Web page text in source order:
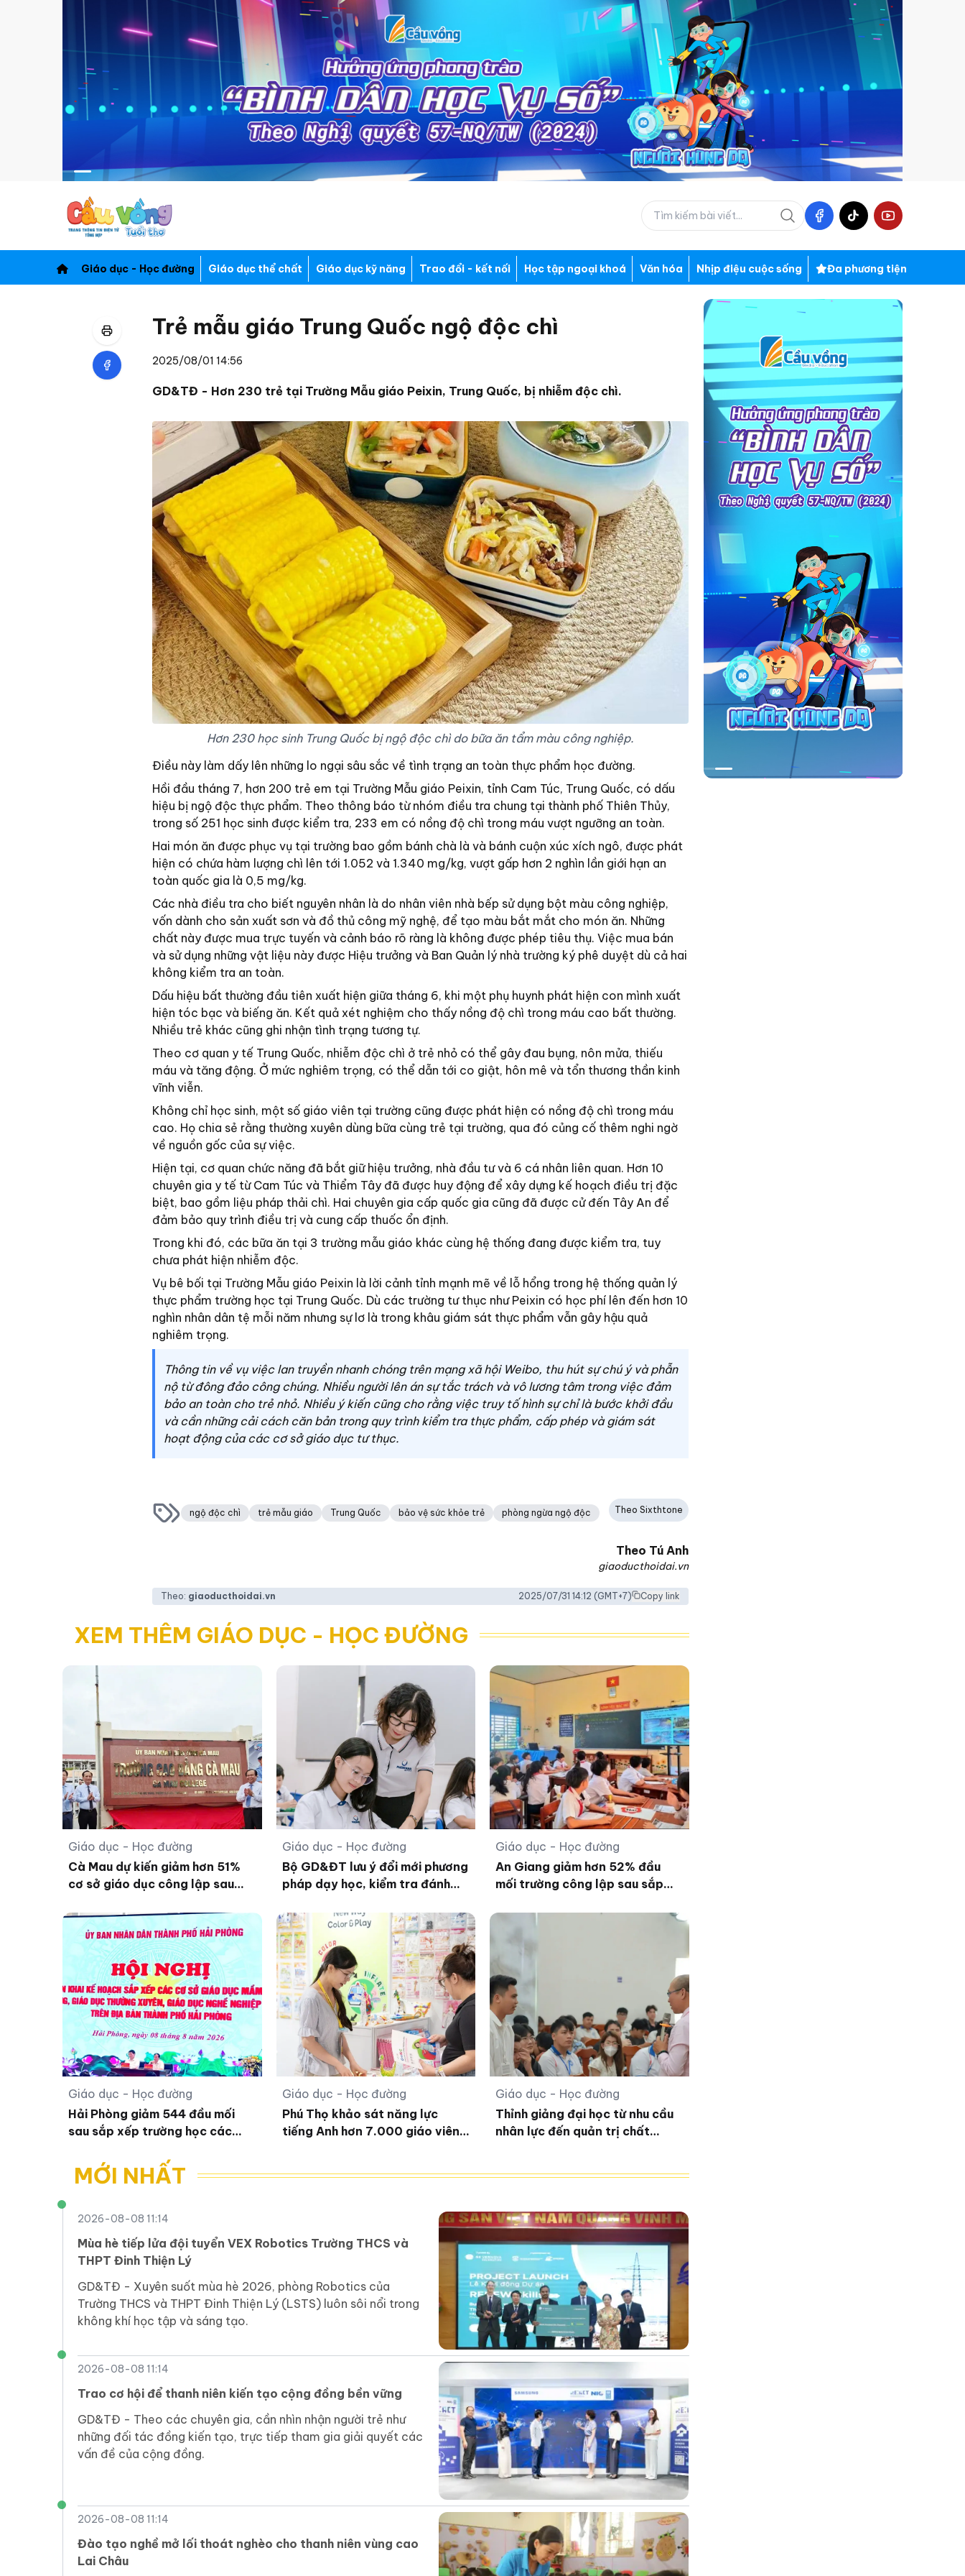
Giáo dục - Học đường Giáo dục thể chất Giáo dục kỹ năng Trao đổi - kết nối Học tập ngoại khoá Văn hóa Nhịp điệu cuộc sống Đa phương tiện
Trẻ mẫu giáo Trung Quốc ngộ độc chì
2025/08/01 14:56
GD&TĐ - Hơn 230 trẻ tại Trường Mẫu giáo Peixin, Trung Quốc, bị nhiễm độc chì.
Hơn 230 học sinh Trung Quốc bị ngộ độc chì do bữa ăn tẩm màu công nghiệp.
Điều này làm dấy lên những lo ngại sâu sắc về tình trạng an toàn thực phẩm học đường.
Hồi đầu tháng 7, hơn 200 trẻ em tại Trường Mẫu giáo Peixin, tỉnh Cam Túc, Trung Quốc, có dấu
hiệu bị ngộ độc thực phẩm. Theo thông báo từ nhóm điều tra chung tại thành phố Thiên Thủy,
trong số 251 học sinh được kiểm tra, 233 em có nồng độ chì trong máu vượt ngưỡng an toàn.
Hai món ăn được phục vụ tại trường bao gồm bánh chà là và bánh cuộn xúc xích ngô, được phát
hiện có chứa hàm lượng chì lên tới 1.052 và 1.340 mg/kg, vượt gấp hơn 2 nghìn lần giới hạn an
toàn quốc gia là 0,5 mg/kg.
Các nhà điều tra cho biết nguyên nhân là do nhân viên nhà bếp sử dụng bột màu công nghiệp,
vốn dành cho sản xuất sơn và đồ thủ công mỹ nghệ, để tạo màu bắt mắt cho món ăn. Những
chất này được mua trực tuyến và cảnh báo rõ ràng là không được phép tiêu thụ. Việc mua bán
và sử dụng những vật liệu này được Hiệu trưởng và Ban Quản lý nhà trường ký phê duyệt dù cả hai
không kiểm tra an toàn.
Dấu hiệu bất thường đầu tiên xuất hiện giữa tháng 6, khi một phụ huynh phát hiện con mình xuất
hiện tóc bạc và biếng ăn. Kết quả xét nghiệm cho thấy nồng độ chì trong máu cao bất thường.
Nhiều trẻ khác cũng ghi nhận tình trạng tương tự.
Theo cơ quan y tế Trung Quốc, nhiễm độc chì ở trẻ nhỏ có thể gây đau bụng, nôn mửa, thiếu
máu và tăng động. Ở mức nghiêm trọng, có thể dẫn tới co giật, hôn mê và tổn thương thần kinh
vĩnh viễn.
Không chỉ học sinh, một số giáo viên tại trường cũng được phát hiện có nồng độ chì trong máu
cao. Họ chia sẻ rằng thường xuyên dùng bữa cùng trẻ tại trường, qua đó củng cố thêm nghi ngờ
về nguồn gốc của sự việc.
Hiện tại, cơ quan chức năng đã bắt giữ hiệu trưởng, nhà đầu tư và 6 cá nhân liên quan. Hơn 10
chuyên gia y tế từ Cam Túc và Thiểm Tây đã được huy động để xây dựng kế hoạch điều trị đặc
biệt, bao gồm liệu pháp thải chì. Hai chuyên gia cấp quốc gia cũng đã được cử đến Tây An để
đảm bảo quy trình điều trị và cung cấp thuốc ổn định.
Trong khi đó, các bữa ăn tại 3 trường mẫu giáo khác cùng hệ thống đang được kiểm tra, tuy
chưa phát hiện nhiễm độc.
Vụ bê bối tại Trường Mẫu giáo Peixin là lời cảnh tỉnh mạnh mẽ về lỗ hổng trong hệ thống quản lý
thực phẩm trường học tại Trung Quốc. Dù các trường tư thục như Peixin có học phí lên đến hơn 10
nghìn nhân dân tệ mỗi năm nhưng sự lơ là trong khâu giám sát thực phẩm vẫn gây hậu quả
nghiêm trọng.
Thông tin về vụ việc lan truyền nhanh chóng trên mạng xã hội Weibo, thu hút sự chú ý và phẫn
nộ từ đông đảo công chúng. Nhiều người lên án sự tắc trách và vô lương tâm trong việc đảm
bảo an toàn cho trẻ nhỏ. Nhiều ý kiến cũng cho rằng việc truy tố hình sự chỉ là bước khởi đầu
và cần những cải cách căn bản trong quy trình kiểm tra thực phẩm, cấp phép và giám sát
hoạt động của các cơ sở giáo dục tư thục.
ngộ độc chì trẻ mẫu giáo Trung Quốc bảo vệ sức khỏe trẻ phòng ngừa ngộ độc Theo Sixthtone
Theo Tú Anh
giaoducthoidai.vn
Theo: giaoducthoidai.vn 2025/07/31 14:12 (GMT+7) Copy link
XEM THÊM GIÁO DỤC - HỌC ĐƯỜNG
Giáo dục - Học đường
Cà Mau dự kiến giảm hơn 51%
cơ sở giáo dục công lập sau
Giáo dục - Học đường
Bộ GD&ĐT lưu ý đổi mới phương
pháp dạy học, kiểm tra đánh
Giáo dục - Học đường
An Giang giảm hơn 52% đầu
mối trường công lập sau sắp
Giáo dục - Học đường
Hải Phòng giảm 544 đầu mối
sau sắp xếp trường học các
Giáo dục - Học đường
Phú Thọ khảo sát năng lực
tiếng Anh hơn 7.000 giáo viên
Giáo dục - Học đường
Thỉnh giảng đại học từ nhu cầu
nhân lực đến quản trị chất
MỚI NHẤT
2026-08-08 11:14
Mùa hè tiếp lửa đội tuyển VEX Robotics Trường THCS và
THPT Đinh Thiện Lý
GD&TĐ - ​​Xuyên suốt mùa hè 2026, phòng Robotics của
Trường THCS và THPT Đinh Thiện Lý (LSTS) luôn sôi nổi trong
không khí học tập và sáng tạo.
2026-08-08 11:14
Trao cơ hội để thanh niên kiến tạo cộng đồng bền vững
GD&TĐ - Theo các chuyên gia, cần nhìn nhận người trẻ như
những đối tác đồng kiến tạo, trực tiếp tham gia giải quyết các
vấn đề của cộng đồng.
2026-08-08 11:14
Đào tạo nghề mở lối thoát nghèo cho thanh niên vùng cao
Lai Châu